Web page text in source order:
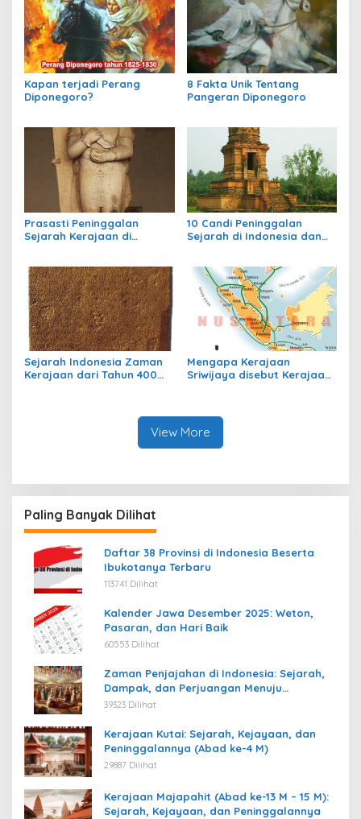
Kapan terjadi Perang
Diponegoro?
8 Fakta Unik Tentang
Pangeran Diponegoro
Prasasti Peninggalan
Sejarah Kerajaan di
10 Candi Peninggalan
Sejarah di Indonesia dan
Sejarah Indonesia Zaman
Kerajaan dari Tahun 400
Mengapa Kerajaan
Sriwijaya disebut Kerajaan
View More
Paling Banyak Dilihat
Daftar 38 Provinsi di Indonesia Beserta
Ibukotanya Terbaru
113741 Dilihat
Kalender Jawa Desember 2025: Weton,
Pasaran, dan Hari Baik
60553 Dilihat
Zaman Penjajahan di Indonesia: Sejarah,
Dampak, dan Perjuangan Menuju
Kemerdekaan
39323 Dilihat
Kerajaan Kutai: Sejarah, Kejayaan, dan
Peninggalannya (Abad ke-4 M)
29887 Dilihat
Kerajaan Majapahit (Abad ke-13 M – 15 M):
Sejarah, Kejayaan, dan Peninggalannya